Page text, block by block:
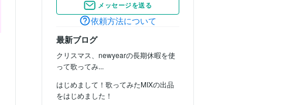
メッセージを送る
依頼方法について
最新ブログ
クリスマス、newyearの長期休暇を使
って歌ってみ...
はじめまして！歌ってみたMIXの出品
をはじめました！